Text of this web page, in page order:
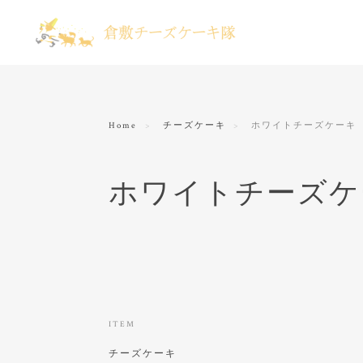
Home チーズケーキ ホワイトチーズケーキ
ホワイトチーズ
ITEM
チーズケーキ